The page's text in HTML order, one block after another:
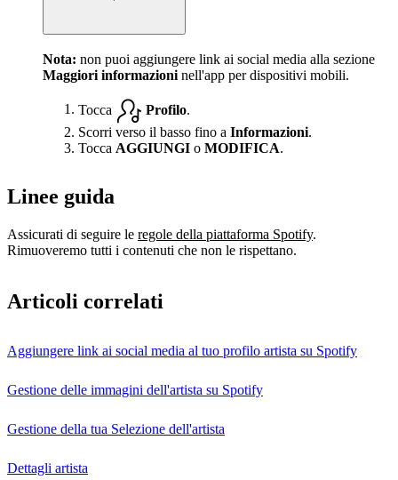
Nota: non puoi aggiungere link ai social media alla sezione
Maggiori informazioni nell'app per dispositivi mobili.
Tocca Profilo.
Scorri verso il basso fino a Informazioni.
Tocca AGGIUNGI o MODIFICA.
Linee guida
Assicurati di seguire le regole della piattaforma Spotify.
Rimuoveremo tutti i contenuti che non le rispettano.
Articoli correlati
Aggiungere link ai social media al tuo profilo artista su Spotify
Gestione delle immagini dell'artista su Spotify
Gestione della tua Selezione dell'artista
Dettagli artista